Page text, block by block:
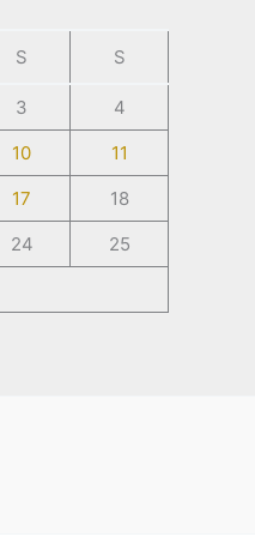
S S
3
4
10
11
17
18
24
25